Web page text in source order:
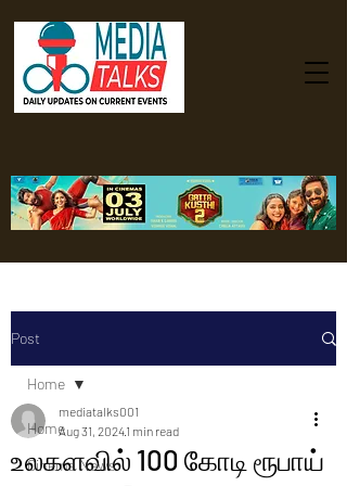
Post
Home
Cinema News
Home
உலகளவில் 100 கோடி ரூபாய்
mediatalks001
Aug 31, 20241 min read